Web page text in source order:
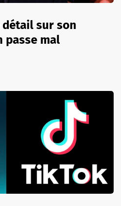
détail sur son
passe mal